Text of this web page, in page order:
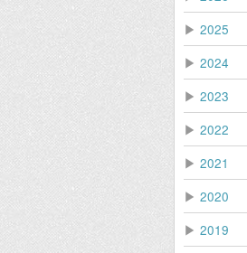
▶ 2025
▶ 2024
▶ 2023
▶ 2022
▶ 2021
▶ 2020
▶ 2019